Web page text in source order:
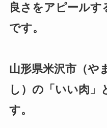
良さをアピールす
です。
山形県米沢市（や
し）の「いい肉」
す。